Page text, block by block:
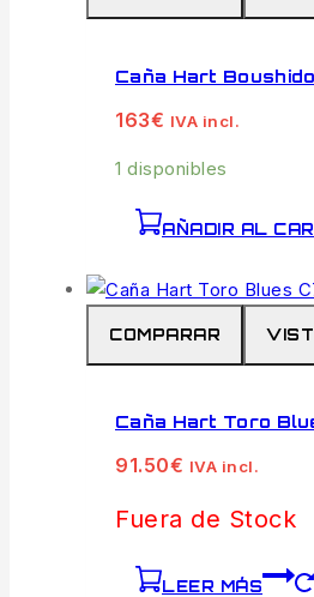
Caña Hart
163€ IVA incl.
1 disponibles
AÑADIR AL
COMPARAR
Caña Hart Toro
91.50€ IVA incl.
Fuera de Stock
LEER MÁS